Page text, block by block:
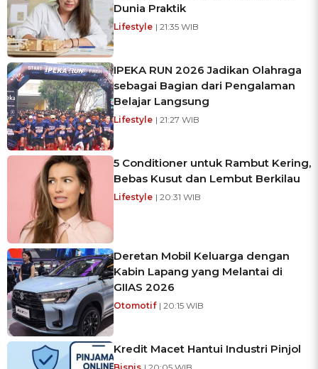
Dunia Praktik
Lifestyle | 21:35 WIB
IPEKA RUN 2026 Jadikan Olahraga
sebagai Bagian dari Pengalaman
Belajar Langsung
Lifestyle | 21:27 WIB
5 Conditioner untuk Rambut Kering,
Bebas Kusut dan Lembut Berkilau
Lifestyle | 20:31 WIB
Deretan Mobil Keluarga dengan
Kabin Lapang yang Melantai di
GIIAS 2026
Otomotif | 20:15 WIB
Kredit Macet Hantui Industri Pinjol